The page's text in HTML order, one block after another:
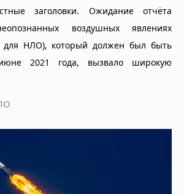
заголовки. Ожидание отчёта
воздушных явлениях
для НЛО), который должен был быть
2021 года, вызвало широкую